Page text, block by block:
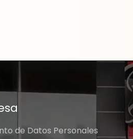
de Datos Personales